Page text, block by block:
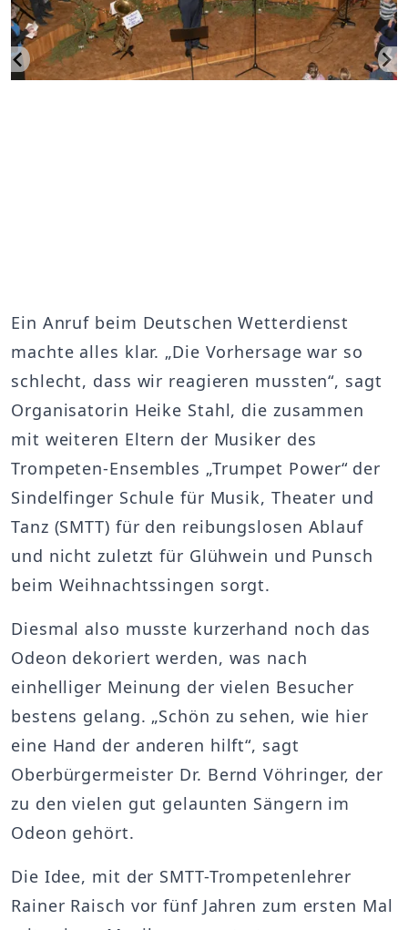
Ein Anruf beim Deutschen Wetterdienst
machte alles klar. „Die Vorhersage war so
schlecht, dass wir reagieren mussten“, sagt
Organisatorin Heike Stahl, die zusammen
mit weiteren Eltern der Musiker des
Trompeten-Ensembles „Trumpet Power“ der
Sindelfinger Schule für Musik, Theater und
Tanz (SMTT) für den reibungslosen Ablauf
und nicht zuletzt für Glühwein und Punsch
beim Weihnachtssingen sorgt.
Diesmal also musste kurzerhand noch das
Odeon dekoriert werden, was nach
einhelliger Meinung der vielen Besucher
bestens gelang. „Schön zu sehen, wie hier
eine Hand der anderen hilft“, sagt
Oberbürgermeister Dr. Bernd Vöhringer, der
zu den vielen gut gelaunten Sängern im
Odeon gehört.
Die Idee, mit der SMTT-Trompetenlehrer
Rainer Raisch vor fünf Jahren zum ersten Mal